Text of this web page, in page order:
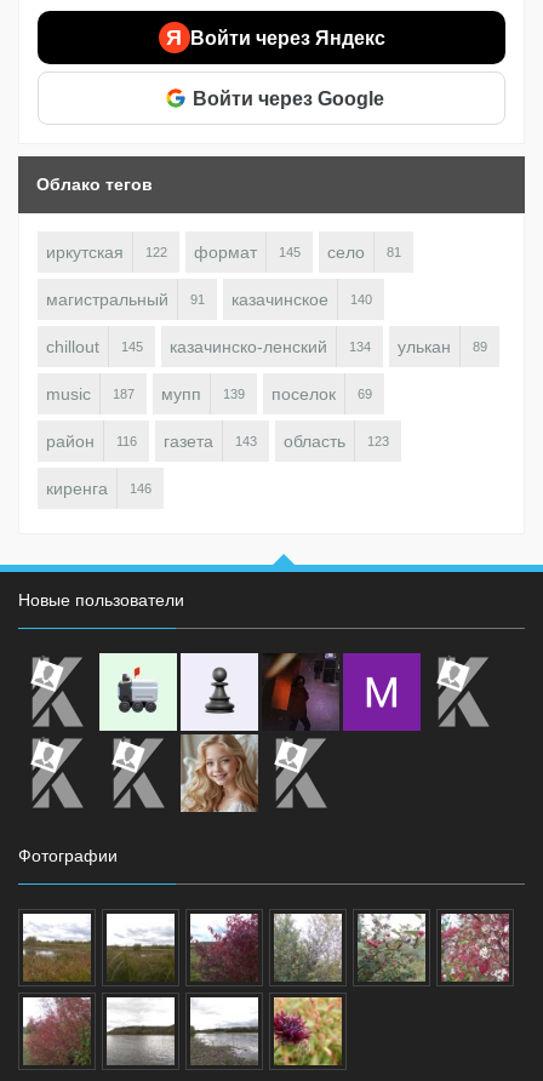
Я Войти через Яндекс
Войти через Google
Облако тегов
иркутская 122 формат 145 село 81
магистральный 91 казачинское 140
chillout 145 казачинско-ленский 134 улькан 89
music 187 мупп 139 поселок 69
район 116 газета 143 область 123
киренга 146
Новые пользователи
Фотографии